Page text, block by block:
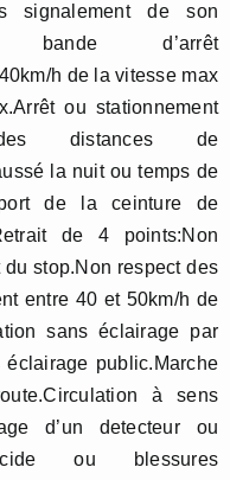
signalement de son
bande d’arrêt
h de la vitesse max
ou stationnement
des distances de
la nuit ou temps de
de la ceinture de
de 4 points:Non
stop.Non respect des
entre 40 et 50km/h de
sans éclairage par
public.Marche
à sens
d’un detecteur ou
ou blessures